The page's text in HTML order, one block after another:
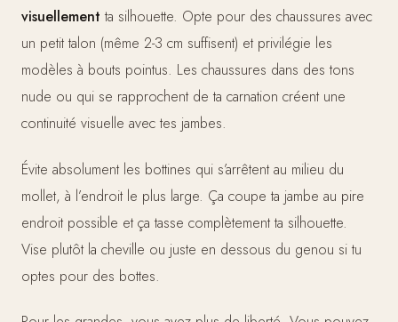
visuellement ta silhouette. Opte pour des chaussures avec
un petit talon (même 2-3 cm suffisent) et privilégie les
modèles à bouts pointus. Les chaussures dans des tons
nude ou qui se rapprochent de ta carnation créent une
continuité visuelle avec tes jambes.
Évite absolument les bottines qui s’arrêtent au milieu du
mollet, à l’endroit le plus large. Ça coupe ta jambe au pire
endroit possible et ça tasse complètement ta silhouette.
Vise plutôt la cheville ou juste en dessous du genou si tu
optes pour des bottes.